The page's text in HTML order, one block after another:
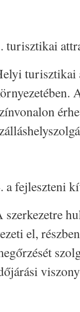
turisztikai
turisztikai
a fejleszteni
szerkezetre
el,